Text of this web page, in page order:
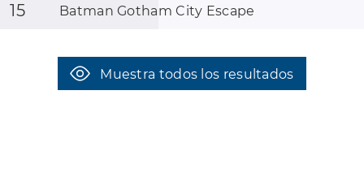
15 Batman Gotham City Escape
Muestra todos los resultados